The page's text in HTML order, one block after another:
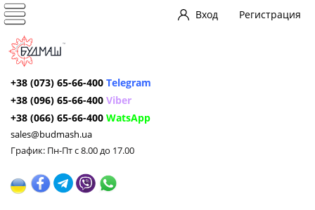
Вход Регистрация
+38 (073) 65-66-400 Telegram
+38 (096) 65-66-400 Viber
+38 (066) 65-66-400 WatsApp
sales@budmash.ua
График: Пн-Пт с 8.00 до 17.00